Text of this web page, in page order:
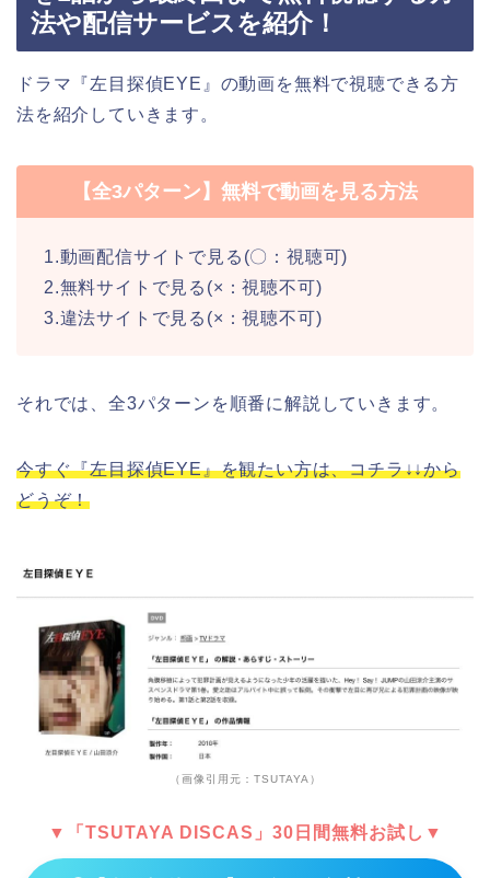
法や配信サービスを紹介！
ドラマ『左目探偵EYE』の動画を無料で視聴できる方
法を紹介していきます。
【全3パターン】無料で動画を見る方法
1.動画配信サイトで見る(〇：視聴可)
2.無料サイトで見る(×：視聴不可)
3.違法サイトで見る(×：視聴不可)
それでは、全3パターンを順番に解説していきます。
今すぐ『左目探偵EYE』を観たい方は、コチラ↓↓から
どうぞ！
（画像引用元：TSUTAYA）
▼「TSUTAYA DISCAS」30日間無料お試し▼